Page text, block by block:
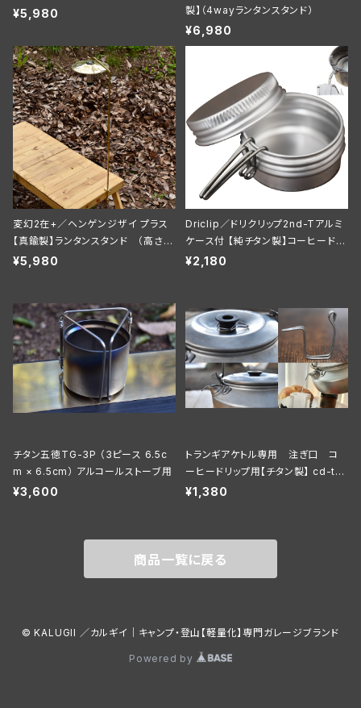
¥5,980
製】（4wayランタンスタンド）
¥6,980
変幻2在+／ヘンゲンジザイ プラス
【真鍮製】ランタンスタンド （高さU
Pver）
¥5,980
Driclip／ドリクリップ2nd-Tアルミ
ケース付 【純チタン製】コーヒードリ
ップ 注ぎ口
¥2,180
チタン五徳TG-3P （3ピース 6.5c
m × 6.5cm） アルコールストーブ用
¥3,600
トランギアケトル専用 注ぎ口 コ
ーヒードリップ用【チタン製】 cd-tra
ngiaT
¥1,380
商品一覧に戻る
© KALUGII ／カルギイ｜キャンプ・登山【軽量化】専門ガレージブランド
Powered by